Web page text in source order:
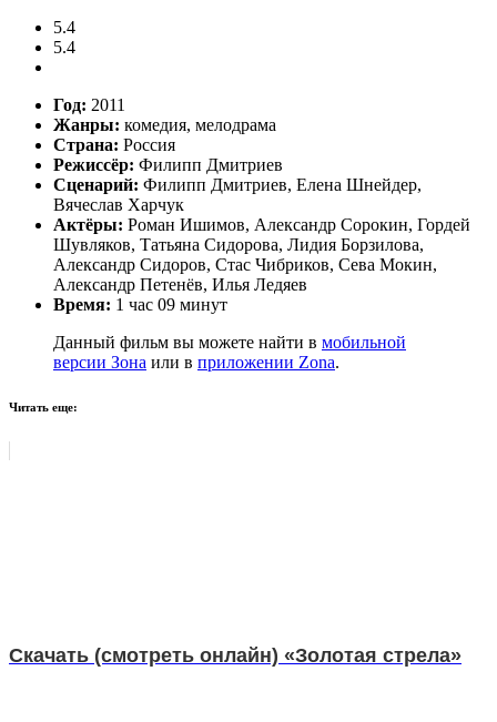
5.4
5.4
Год: 2011
Жанры: комедия, мелодрама
Страна: Россия
Режиссёр: Филипп Дмитриев
Сценарий: Филипп Дмитриев, Елена Шнейдер,
Вячеслав Харчук
Актёры: Роман Ишимов, Александр Сорокин, Гордей
Шувляков, Татьяна Сидорова, Лидия Борзилова,
Александр Сидоров, Стас Чибриков, Сева Мокин,
Александр Петенёв, Илья Ледяев
Время: 1 час 09 минут
Данный фильм вы можете найти в мобильной
версии Зона или в приложении Zona.
Читать еще:
Скачать (смотреть онлайн) «Золотая стрела»